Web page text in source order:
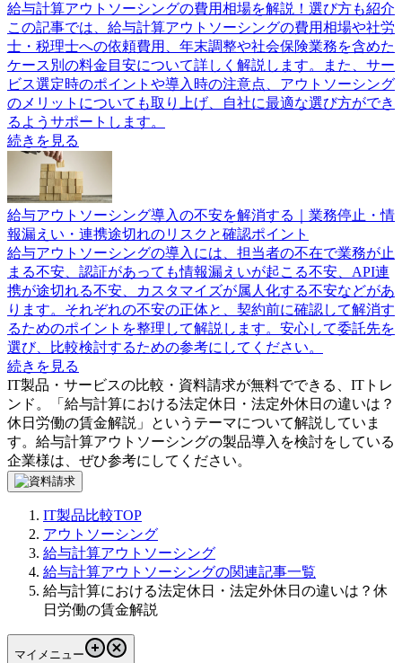
給与計算アウトソーシングの費用相場を解説！選び方も紹介
この記事では、給与計算アウトソーシングの費用相場や社労
士・税理士への依頼費用、年末調整や社会保険業務を含めた
ケース別の料金目安について詳しく解説します。また、サー
ビス選定時のポイントや導入時の注意点、アウトソーシング
のメリットについても取り上げ、自社に最適な選び方ができ
るようサポートします。
続きを見る
給与アウトソーシング導入の不安を解消する｜業務停止・情
報漏えい・連携途切れのリスクと確認ポイント
給与アウトソーシングの導入には、担当者の不在で業務が止
まる不安、認証があっても情報漏えいが起こる不安、API連
携が途切れる不安、カスタマイズが属人化する不安などがあ
ります。それぞれの不安の正体と、契約前に確認して解消す
るためのポイントを整理して解説します。安心して委託先を
選び、比較検討するための参考にしてください。
続きを見る
IT製品・サービスの比較・資料請求が無料でできる、ITトレ
ンド。「 給与計算における法定休日・法定外休日の違いは？
休日労働の賃金解説 」というテーマについて解説していま
す。 給与計算アウトソーシングの製品導入を検討をしている
企業様は、ぜひ参考にしてください。
IT製品比較TOP
アウトソーシング
給与計算アウトソーシング
給与計算アウトソーシングの関連記事一覧
給与計算における法定休日・法定外休日の違いは？休
日労働の賃金解説
マイメニュー